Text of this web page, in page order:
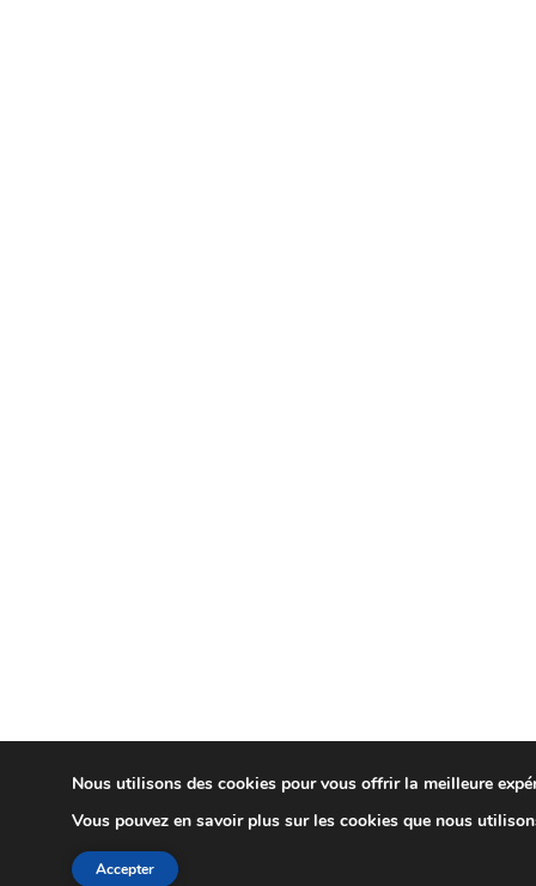
Nous utilisons des cookies pour vous offrir la meilleure
Vous pouvez en savoir plus sur les cookies que nous
Accepter